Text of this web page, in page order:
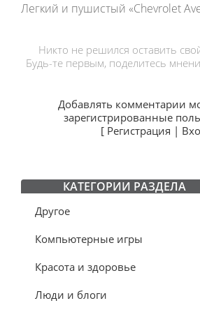
Легкий и пушистый «Chevrolet
Никто не решился оставить
Будь-те первым, поделитесь
Добавлять комментарии
зарегистрированные
[ Регистрация |
КАТЕГОРИИ РАЗДЕЛА
Другое
Компьютерные игры
Красота и здоровье
Люди и блоги